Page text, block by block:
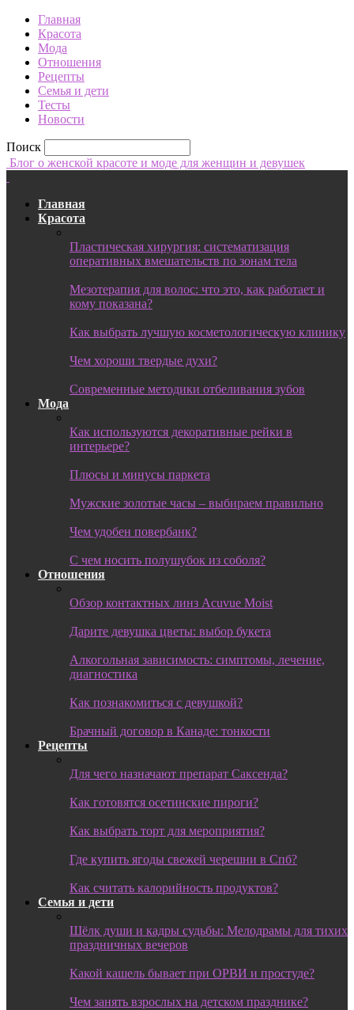
Главная
Красота
Мода
Отношения
Рецепты
Семья и дети
Тесты
Новости
Поиск
Блог о женской красоте и моде для женщин и девушек
Главная
Красота
Пластическая хирургия: систематизация
оперативных вмешательств по зонам тела
Мезотерапия для волос: что это, как работает и
кому показана?
Как выбрать лучшую косметологическую клинику
Чем хороши твердые духи?
Современные методики отбеливания зубов
Мода
Как используются декоративные рейки в
интерьере?
Плюсы и минусы паркета
Мужские золотые часы – выбираем правильно
Чем удобен повербанк?
С чем носить полушубок из соболя?
Отношения
Обзор контактных линз Acuvue Moist
Дарите девушка цветы: выбор букета
Алкогольная зависимость: симптомы, лечение,
диагностика
Как познакомиться с девушкой?
Брачный договор в Канаде: тонкости
Рецепты
Для чего назначают препарат Саксенда?
Как готовятся осетинские пироги?
Как выбрать торт для мероприятия?
Где купить ягоды свежей черешни в Спб?
Как считать калорийность продуктов?
Семья и дети
Шёлк души и кадры судьбы: Мелодрамы для тихих
праздничных вечеров
Какой кашель бывает при ОРВИ и простуде?
Чем занять взрослых на детском празднике?